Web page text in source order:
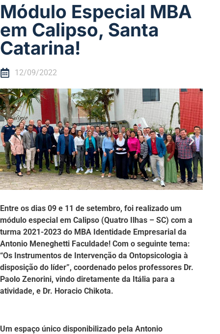
Módulo Especial MBA
em Calipso, Santa
Catarina!
12/09/2022
Entre os dias 09 e 11 de setembro, foi realizado um
módulo especial em Calipso (Quatro Ilhas – SC) com a
turma 2021-2023 do MBA Identidade Empresarial da
Antonio Meneghetti Faculdade! Com o seguinte tema:
“Os Instrumentos de Intervenção da Ontopsicologia à
disposição do líder”, coordenado pelos professores Dr.
Paolo Zenorini, vindo diretamente da Itália para a
atividade, e Dr. Horacio Chikota.
Um espaço único disponibilizado pela Antonio